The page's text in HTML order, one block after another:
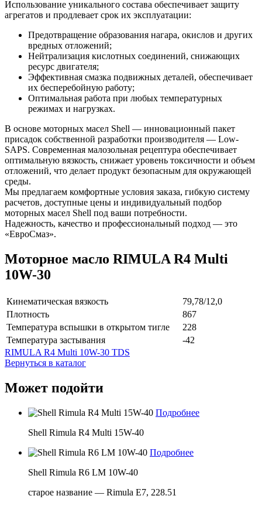
Использование уникального состава обеспечивает защиту
агрегатов и продлевает срок их эксплуатации:
Предотвращение образования нагара, окислов и других
вредных отложений;
Нейтрализация кислотных соединений, снижающих
ресурс двигателя;
Эффективная смазка подвижных деталей, обеспечивает
их бесперебойную работу;
Оптимальная работа при любых температурных
режимах и нагрузках.
В основе моторных масел Shell — инновационный пакет
присадок собственной разработки производителя — Low-
SAPS. Современная малозольная рецептура обеспечивает
оптимальную вязкость, снижает уровень токсичности и объем
отложений, что делает продукт безопасным для окружающей
среды.
Мы предлагаем комфортные условия заказа, гибкую систему
расчетов, доступные цены и индивидуальный подбор
моторных масел Shell под ваши потребности.
Надежность, качество и профессиональный подход — это
«ЕвроСмаз».
Моторное масло RIMULA R4 Multi
10W-30
Кинематическая вязкость
79,78/12,0
Плотность
867
Температура вспышки в открытом тигле
228
Температура застывания
-42
RIMULA R4 Multi 10W-30 TDS
Вернуться в каталог
Может подойти
Подробнее
Shell Rimula R4 Multi 15W-40
Подробнее
Shell Rimula R6 LM 10W-40
старое название — Rimula E7, 228.51